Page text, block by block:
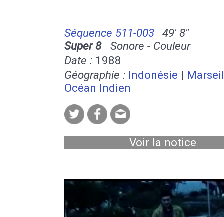
Séquence 511-003
49' 8''
Super 8Sonore - Couleur
Date : 1988
Géographie : Indonésie |
Océan Indien
Voir la notice